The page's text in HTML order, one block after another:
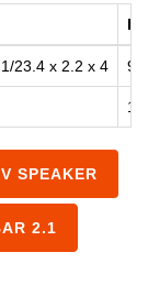
23.4 x 2.2 x 4
SPEAKER
2.1